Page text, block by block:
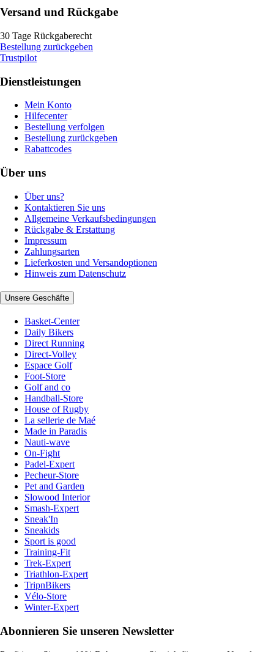
Versand und Rückgabe
30 Tage Rückgaberecht
Bestellung zurückgeben
Trustpilot
Dienstleistungen
Mein Konto
Hilfecenter
Bestellung verfolgen
Bestellung zurückgeben
Rabattcodes
Über uns
Über uns?
Kontaktieren Sie uns
Allgemeine Verkaufsbedingungen
Rückgabe & Erstattung
Impressum
Zahlungsarten
Lieferkosten und Versandoptionen
Hinweis zum Datenschutz
Unsere Geschäfte
Basket-Center
Daily Bikers
Direct Running
Direct-Volley
Espace Golf
Foot-Store
Golf and co
Handball-Store
House of Rugby
La sellerie de Maé
Made in Paradis
Nauti-wave
On-Fight
Padel-Expert
Pecheur-Store
Pet and Garden
Slowood Interior
Smash-Expert
Sneak'In
Sneakids
Sport is good
Training-Fit
Trek-Expert
Triathlon-Expert
TripnBikers
Vélo-Store
Winter-Expert
Abonnieren Sie unseren Newsletter